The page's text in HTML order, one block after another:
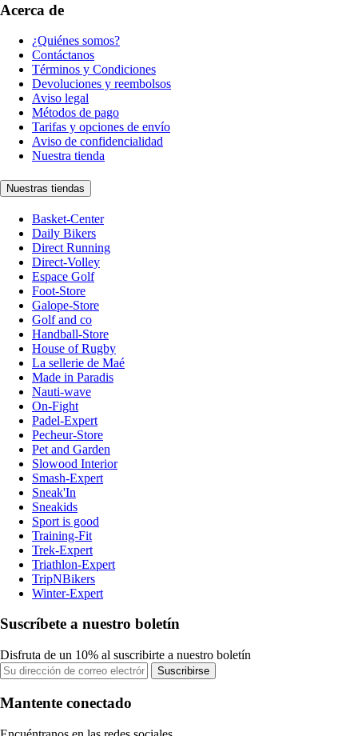
Acerca de
¿Quiénes somos?
Contáctanos
Términos y Condiciones
Devoluciones y reembolsos
Aviso legal
Métodos de pago
Tarifas y opciones de envío
Aviso de confidencialidad
Nuestra tienda
Nuestras tiendas
Basket-Center
Daily Bikers
Direct Running
Direct-Volley
Espace Golf
Foot-Store
Galope-Store
Golf and co
Handball-Store
House of Rugby
La sellerie de Maé
Made in Paradis
Nauti-wave
On-Fight
Padel-Expert
Pecheur-Store
Pet and Garden
Slowood Interior
Smash-Expert
Sneak'In
Sneakids
Sport is good
Training-Fit
Trek-Expert
Triathlon-Expert
TripNBikers
Winter-Expert
Suscríbete a nuestro boletín
Disfruta de un 10% al suscribirte a nuestro boletín
Suscribirse
Mantente conectado